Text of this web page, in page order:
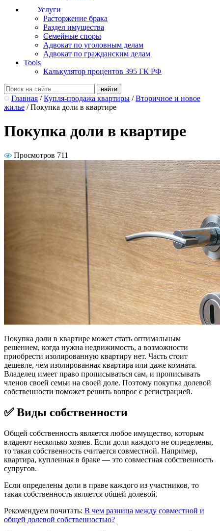
Услуги
Расторжение брака
Раздел имущества
Семейные споры
Адвокат по уголовным делам
Адвокат по гражданским делам
Tools
Калькулятор процентов 395 ГК РФ
Главная / Купля-продажа квартиры / Вторичное и новое
жилье / Покупка доли в квартире
Покупка доли в квартире
Просмотров 711
Покупка доли в квартире может стать оптимальным
решением, когда нужна недвижимость, а возможности
приобрести изолированную квартиру нет. Часть стоит
дешевле, чем изолированная квартира или даже комната.
Владелец имеет право прописываться сам, и прописывать
членов своей семьи на своей доле. Поэтому покупка долевой
собственности поможет решить вопрос с регистрацией.
✅ Виды собственности
Общей собственность является любое имущество, которым
владеют несколько хозяев. Если доли каждого не определены,
то такая собственность считается совместной. Например,
квартира, купленная в браке — это совместная собственность
супругов.
Если определены доли в праве каждого из участников, то
такая собственность является общей долевой.
Рекомендуем почитать: В чем разница между совместной и
общей долевой собственностью?